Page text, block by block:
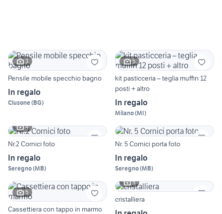
3
Pensile mobile specchio bagno
In regalo
Clusone(BG)
5
kit pasticceria – teglia muffin 12
posti + altro
In regalo
Milano(MI)
4
Nr.2 Cornici foto
In regalo
Seregno(MB)
Nr. 5 Cornici porta foto
In regalo
Seregno(MB)
5
Cassettiera con tappo in marmo
5
cristalliera